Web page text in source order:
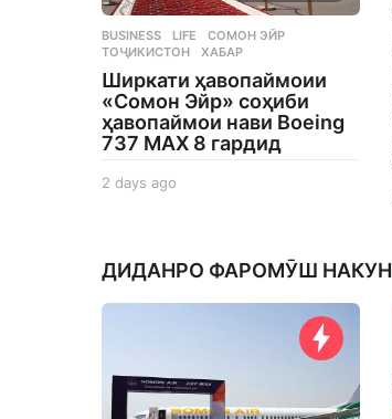
BUSINESS ,LIFE СОМОН ЭЙР
ТОҶИКИСТОН
,ХАБАР
Ширкати ҳавопаймоии
«Сомон Эйр» соҳиби
ҳавопаймои нави Boeing
737 MAX 8 гардид
2 days ago
s
g
ДИДАНРО ФАРОМӮШ НАКУН